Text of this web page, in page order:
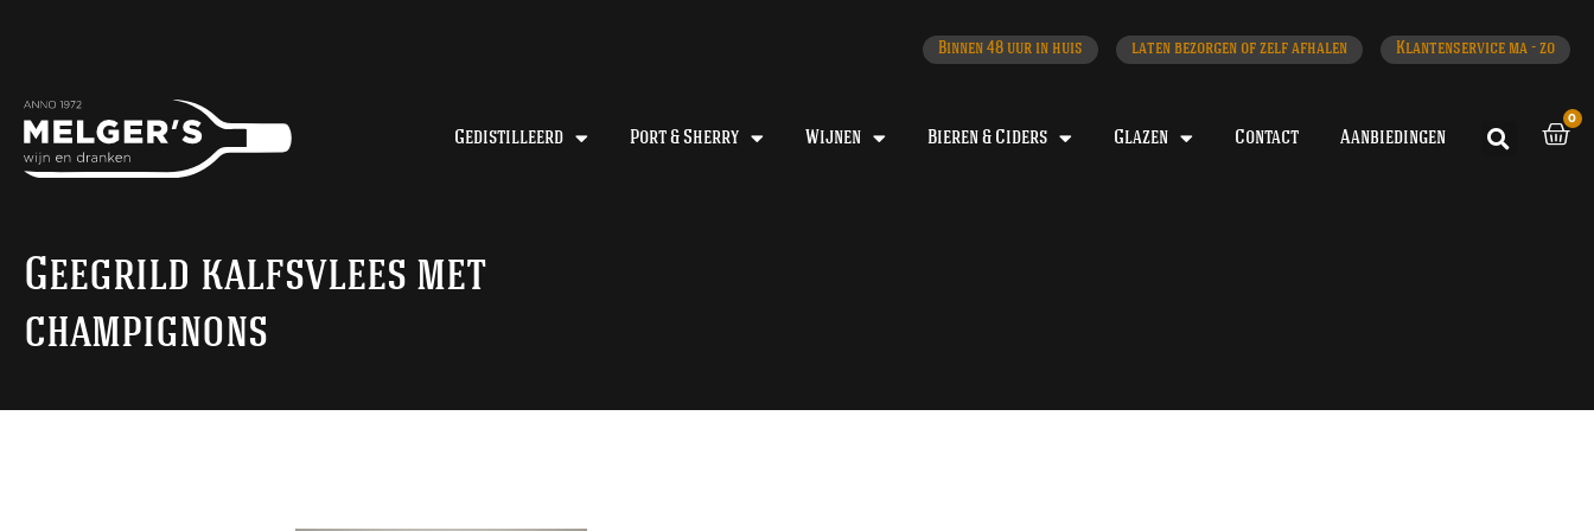
Binnen 48 uur in huis laten bezorgen of zelf afhalen Klantenservice ma - zo
Gedistilleerd Port & Sherry Wijnen Bieren & Ciders Glazen Contact Aanbiedingen
0
Geegrild kalfsvlees met
champignons